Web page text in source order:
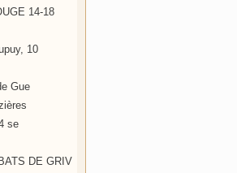
14-18
10
Gue
se
DE GRIV